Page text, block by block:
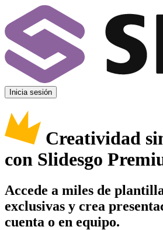
Inicia sesión
Creatividad
con Slidesgo
Accede a miles de
exclusivas y crea
cuenta o en equipo.